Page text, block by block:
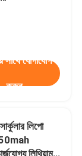
সাথে যোগাযোগ
করুন
লিপো